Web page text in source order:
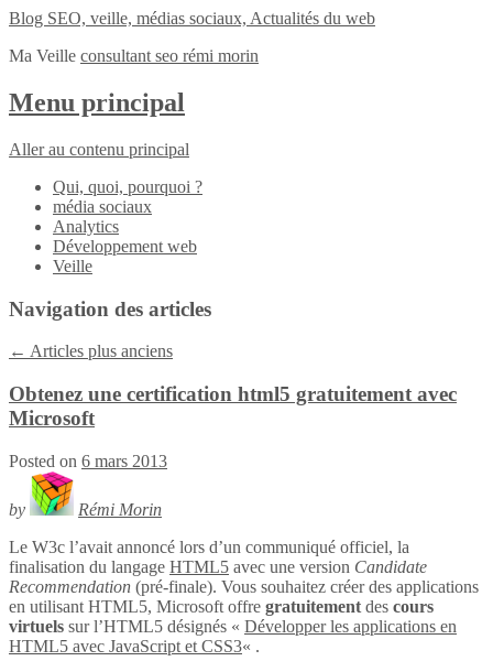
Blog SEO, veille, médias sociaux, Actualités du web
Ma Veille consultant seo rémi morin
Menu principal
Aller au contenu principal
Qui, quoi, pourquoi ?
média sociaux
Analytics
Développement web
Veille
Navigation des articles
← Articles plus anciens
Obtenez une certification html5 gratuitement avec
Microsoft
Posted on 6 mars 2013
by
Rémi Morin
Le W3c l’avait annoncé lors d’un communiqué officiel, la
finalisation du langage HTML5 avec une version Candidate
Recommendation (pré-finale). Vous souhaitez créer des applications
en utilisant HTML5, Microsoft offre gratuitement des cours
virtuels sur l’HTML5 désignés « Développer les applications en
HTML5 avec JavaScript et CSS3« .